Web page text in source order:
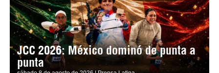
JCC 2026: México dominó de punta a
punta